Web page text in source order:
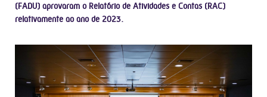
(FADU) aprovaram o Relatório de Atividades e Contas (RAC)
relativamente ao ano de 2023.